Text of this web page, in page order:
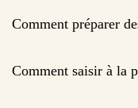
Comment préparer
Comment saisir à la